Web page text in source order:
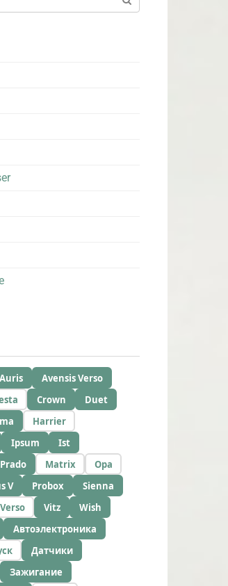
Auris
Avensis Verso
Crown
Duet
Harrier
Ipsum
Ist
Matrix
Opa
V Probox
Sienna
Verso Vitz
Wish
Автоэлектроника
Датчики
Зажигание